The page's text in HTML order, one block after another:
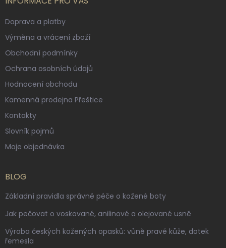
Doprava a platby
Výměna a vrácení zboží
Obchodní podmínky
Ochrana osobních údajů
Hodnocení obchodu
Kamenná prodejna Přeštice
Kontakty
Slovník pojmů
Moje objednávka
BLOG
Základní pravidla správné péče o kožené boty
Jak pečovat o voskované, anilinové a olejované usně
Výroba českých kožených opasků: vůně pravé kůže, dotek
řemesla